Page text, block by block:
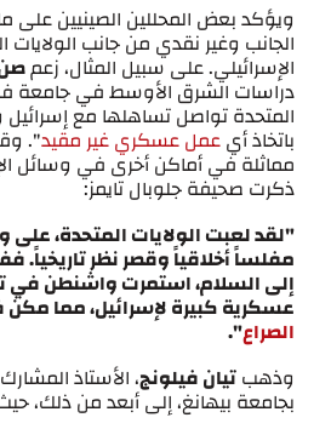
ويؤكد بعض المحللين الصينيين على
الجانب وغير نقدي من جانب الولايات
الإسرائيلي. على سبيل المثال، زعم
دراسات الشرق الأوسط في جامعة
المتحدة تواصل تساهلها مع
باتخاذ أيعمل عسكري غير مقيد".
مماثلة في أماكن أخرى في وسائل
ذكرت صحيفة جلوبال تايمز:
"لقد لعبت الولايات المتحدة،
مفلساً أخلاقياً وقصر نظر تاريخياً.
إلى السلام، استمرت واشنطن
عسكرية كبيرة لإسرائيل، مما مكن
الصراع".
وذهبتيان فيلونج، الأستاذ
بجامعة بيهانغ، إلى أبعد من ذلك،